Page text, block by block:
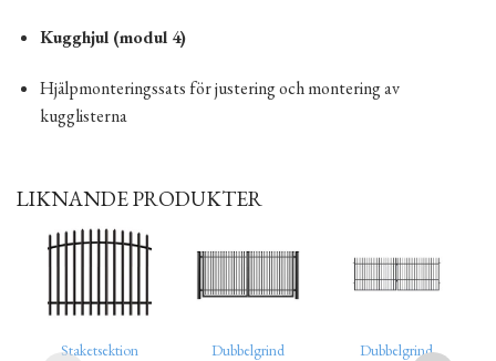
Kugghjul (modul 4)
Hjälpmonteringssats för justering och montering av
kugglisterna
LIKNANDE PRODUKTER
Staketsektion
Dubbelgrind
Dubbelgrind